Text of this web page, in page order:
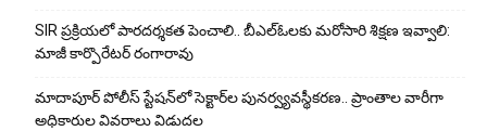
SIR ప్రక్రియలో పారదర్శకత పెంచాలి.. బీఎల్ఓలకు మరోసారి శిక్షణ ఇవ్వాలి:
మాజీ కార్పొరేటర్ రంగారావు
మాదాపూర్ పోలీస్‌ స్టేషన్‌లో సెక్టార్‌ల పునర్వ్యవస్థీకరణ.. ప్రాంతాల వారీగా
అధికారుల వివరాలు విడుదల